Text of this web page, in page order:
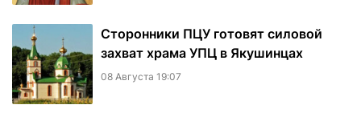
Сторонники ПЦУ готовят силовой
захват храма УПЦ в Якушинцах
08 Августа 19:07